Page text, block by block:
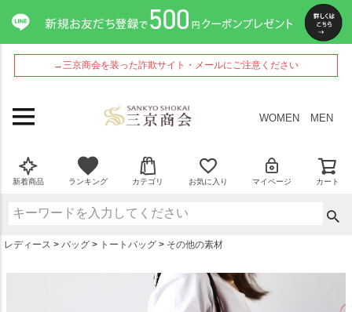
→三京商会を装った詐欺サイト・メールにご注意ください
WOMEN MEN
新着商品 ランキング カテゴリ お気に入り マイページ カート
レディース バッグ トートバッグ その他の素材
ペー
ジト
ップ
へ